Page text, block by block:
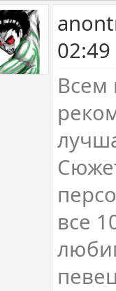
Всем
все